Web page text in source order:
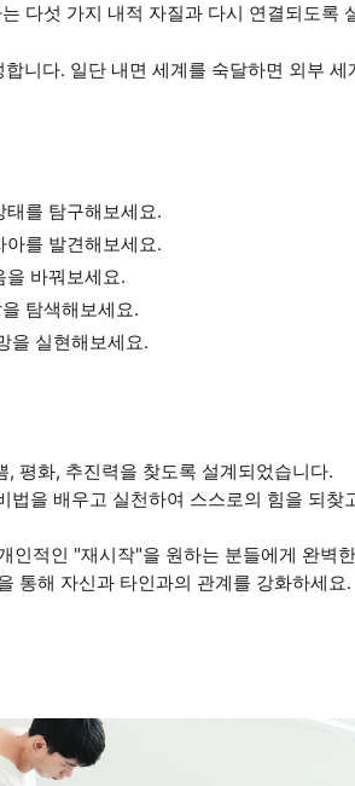
다섯 가지 내적 자질과 다시 연결되도록
니다. 일단 내면 세계를 숙달하면 외부
를 탐구해보세요.
를 발견해보세요.
바꿔보세요.
탐색해보세요.
을 실현해보세요.
평화, 추진력을 찾도록 설계되었습니다.
을 배우고 실천하여 스스로의 힘을 되찾
인적인 "재시작"을 원하는 분들에게 완벽
통해 자신과 타인과의 관계를 강화하세요.